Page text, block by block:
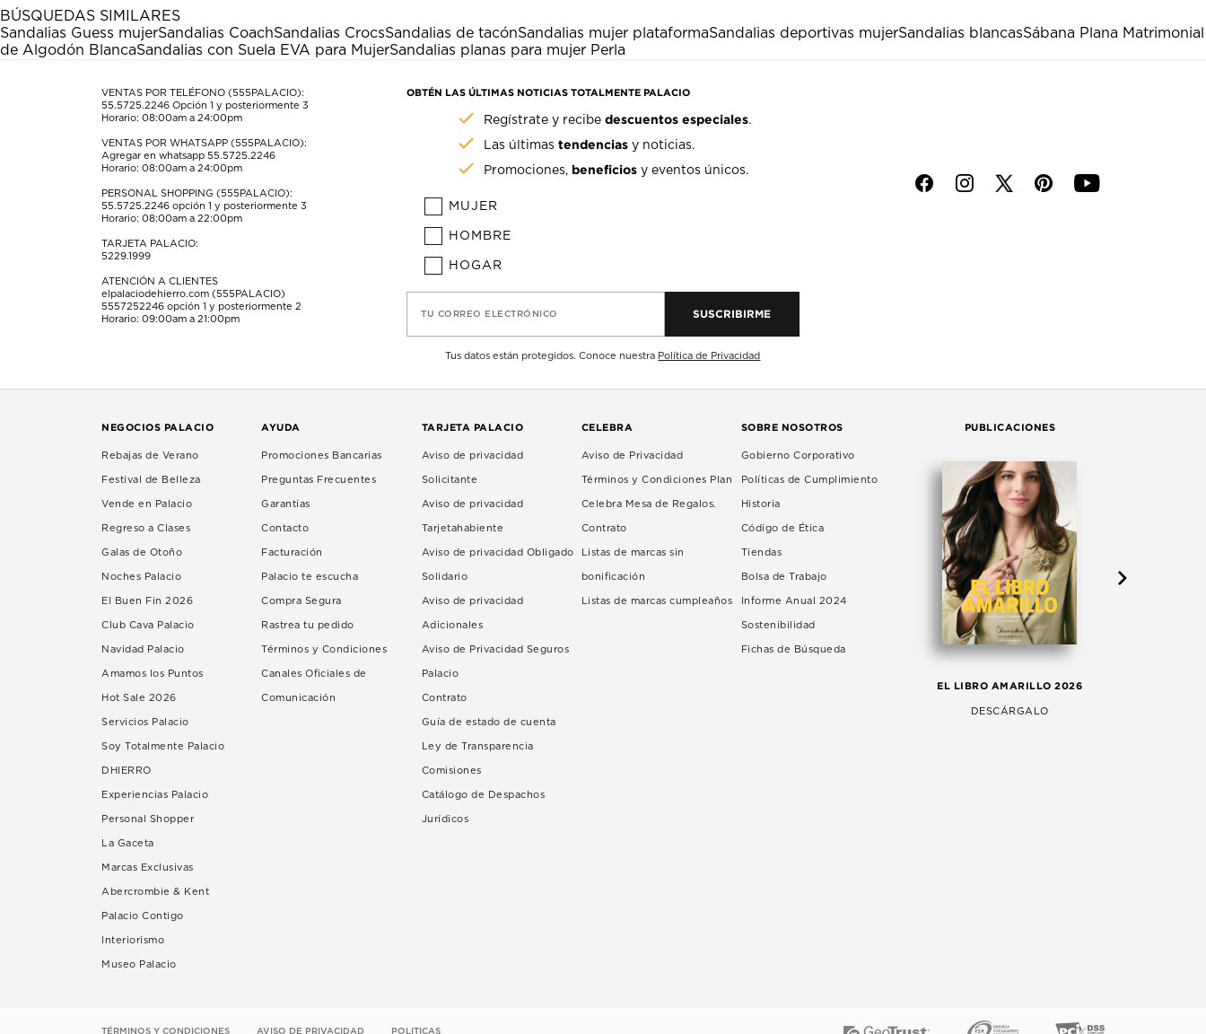
estrella
Esta
acción
abrirá
formulario
estrellas.
Esta
acción
abrirá
formulario
de
estrellas.
Esta
acción
abrirá
formulario
de
estrellas.
Esta
acción
abrirá
formulario
de
Esta
acción
abrirá
formulario
de
envío.
BÚSQUEDAS SIMILARES
Sandalias Guess mujerSandalias CoachSandalias CrocsSandalias de tacónSandalias mujer plataformaSandalias deportivas mujerSandalias blancasSábana Plana Matrimonial
de Algodón BlancaSandalias con Suela EVA para MujerSandalias planas para mujer Perla
VENTAS POR TELÉFONO (555PALACIO):
55.5725.2246 Opción 1 y posteriormente 3
Horario: 08:00am a 24:00pm
VENTAS POR WHATSAPP (555PALACIO):
Agregar en whatsapp 55.5725.2246
Horario: 08:00am a 24:00pm
PERSONAL SHOPPING (555PALACIO):
55.5725.2246 opción 1 y posteriormente 3
Horario: 08:00am a 22:00pm
TARJETA PALACIO:
5229.1999
ATENCIÓN A CLIENTES
elpalaciodehierro.com (555PALACIO)
5557252246 opción 1 y posteriormente 2
Horario: 09:00am a 21:00pm
OBTÉN LAS ÚLTIMAS NOTICIAS TOTALMENTE PALACIO
Regístrate y recibedescuentos especiales.
Las últimastendencias y noticias.
Promociones, beneficios y eventos únicos.
MUJER
HOMBRE
HOGAR
TU CORREO ELECTRÓNICO SUSCRIBIRME
Tus datos están protegidos. Conoce nuestra Política de Privacidad
f i p y
NEGOCIOS PALACIO
Rebajas de Verano
Festival de Belleza
Vende en Palacio
Regreso a Clases
Galas de Otoño
Noches Palacio
El Buen Fin 2026
Club Cava Palacio
Navidad Palacio
Amamos los Puntos
Hot Sale 2026
Servicios Palacio
Soy Totalmente Palacio
DHIERRO
Experiencias Palacio
Personal Shopper
La Gaceta
Marcas Exclusivas
Abercrombie & Kent
Palacio Contigo
Interiorismo
Museo Palacio
AYUDA
Promociones Bancarias
Preguntas Frecuentes
Garantías
Contacto
Facturación
Palacio te escucha
Compra Segura
Rastrea tu pedido
Términos y Condiciones
Canales Oficiales de
Comunicación
TARJETA PALACIO
Aviso de privacidad
Solicitante
Aviso de privacidad
Tarjetahabiente
Aviso de privacidad Obligado
Solidario
Aviso de privacidad
Adicionales
Aviso de Privacidad Seguros
Palacio
Contrato
Guía de estado de cuenta
Ley de Transparencia
Comisiones
Catálogo de Despachos
Jurídicos
CELEBRA
Aviso de Privacidad
Términos y Condiciones Plan
Celebra Mesa de Regalos.
Contrato
Listas de marcas sin
bonificación
Listas de marcas cumpleaños
SOBRE NOSOTROS
Gobierno Corporativo
Políticas de Cumplimiento
Historia
Código de Ética
Tiendas
Bolsa de Trabajo
Informe Anual 2024
Sostenibilidad
Fichas de Búsqueda
PUBLICACIONES
EL LIBRO AMARILLO 2026
DESCÁRGALO
TÉRMINOS Y CONDICIONES AVISO DE PRIVACIDAD POLITICAS